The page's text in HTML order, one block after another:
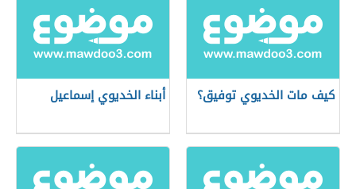
كيف مات الخديوي توفيق؟ أبناء الخديوي إسماعيل